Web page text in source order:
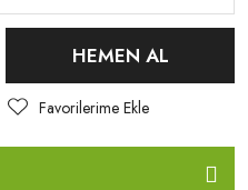
HEMEN AL